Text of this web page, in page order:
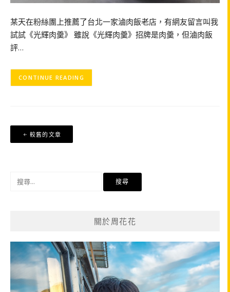
某天在粉絲團上推薦了台北一家滷肉飯老店，有網友留言叫我
試試《光輝肉羹》 雖說《光輝肉羹》招牌是肉羹，但滷肉飯
評…
CONTINUE READING
文
章
覽
較舊的文章
關於周花花